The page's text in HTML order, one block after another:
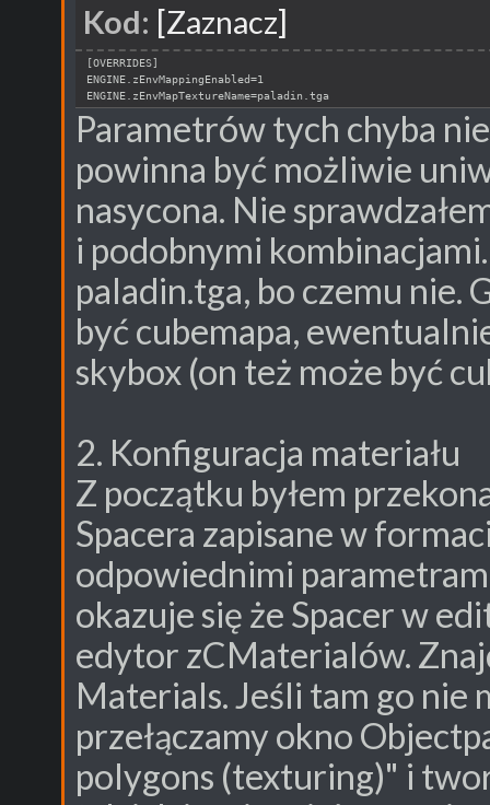
Kod: [Zaznacz]
[OVERRIDES]
ENGINE.zEnvMappingEnabled=1
ENGINE.zEnvMapTextureName=paladin.tga
Parametrów tych chyba
powinna być możliwie
nasycona. Nie
i podobnymi
paladin.tga, bo czemu nie.
być cubemapa,
skybox (on też może być
2. Konfiguracja materiału
Z początku byłem
Spacera zapisane w
odpowiednimi
okazuje się że Spacer w
edytor zCMaterialów.
Materials. Jeśli tam go nie
przełączamy okno
polygons (texturing)" i